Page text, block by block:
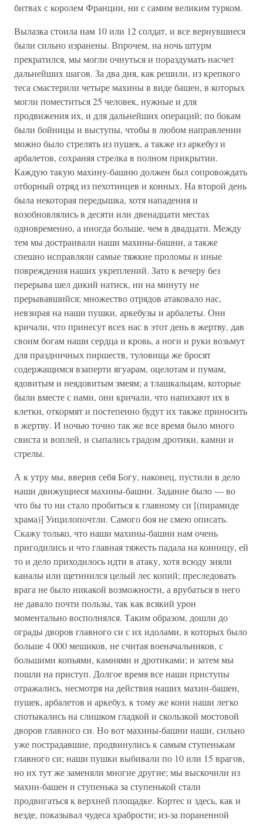
битвах с королем Франции, ни с самим великим турком.
Вылазка стоила нам 10 или 12 солдат, и все вернувшиеся
были сильно изранены. Впрочем, на ночь штурм
прекратился, мы могли очнуться и пораздумать насчет
дальнейших шагов. За два дня, как решили, из крепкого
теса смастерили четыре махины в виде башен, в которых
могли поместиться 25 человек, нужные и для
продвижения их, и для дальнейших операций; по бокам
были бойницы и выступы, чтобы в любом направлении
можно было стрелять из пушек, а также из аркебуз и
арбалетов, сохраняя стрелка в полном прикрытии.
Каждую такую махину-башню должен был сопровождать
отборный отряд из пехотинцев и конных. На второй день
была некоторая передышка, хотя нападения и
возобновлялись в десяти или двенадцати местах
одновременно, а иногда больше, чем в двадцати. Между
тем мы достраивали наши махины-башни, а также
спешно исправляли самые тяжкие проломы и иные
повреждения наших укреплений. Зато к вечеру без
перерыва шел дикий натиск, ни на минуту не
прерывавшийся; множество отрядов атаковало нас,
невзирая на наши пушки, аркебузы и арбалеты. Они
кричали, что принесут всех нас в этот день в жертву, дав
своим богам наши сердца и кровь, а ноги и руки возьмут
для праздничных пиршеств, туловища же бросят
содержащимся взаперти ягуарам, оцелотам и пумам,
ядовитым и неядовитым змеям; а тлашкальцам, которые
были вместе с нами, они кричали, что напихают их в
клетки, откормят и постепенно будут их также приносить
в жертву. И ночью точно так же все время было много
свиста и воплей, и сыпались градом дротики, камни и
стрелы.
А к утру мы, вверив себя Богу, наконец, пустили в дело
наши движущиеся махины-башни. Задание было — во
что бы то ни стало пробиться к главному си [(пирамиде
храма)] Уицилопочтли. Самого боя не смею описать.
Скажу только, что наши махины-башни нам очень
пригодились и что главная тяжесть падала на конницу, ей
то и дело приходилось идти в атаку, хотя всюду зияли
каналы или щетинился целый лес копий; преследовать
врага не было никакой возможности, а врубаться в него
не давало почти пользы, так как всякий урон
моментально восполнялся. Таким образом, дошли до
ограды дворов главного си с их идолами, в которых было
больше 4 000 мешиков, не считая военачальников, с
большими копьями, камнями и дротиками; и затем мы
пошли на приступ. Долгое время все наши приступы
отражались, несмотря на действия наших махин-башен,
пушек, арбалетов и аркебуз, к тому же кони наши легко
спотыкались на слишком гладкой и скользкой мостовой
дворов главного си. Но вот махины-башни наши, сильно
уже пострадавшие, продвинулись к самым ступенькам
главного си; наши пушки выбивали по 10 или 15 врагов,
но их тут же заменяли многие другие; мы выскочили из
махин-башен и ступенька за ступенькой стали
продвигаться к верхней площадке. Кортес и здесь, как и
везде, показывал чудеса храбрости; из-за пораненной